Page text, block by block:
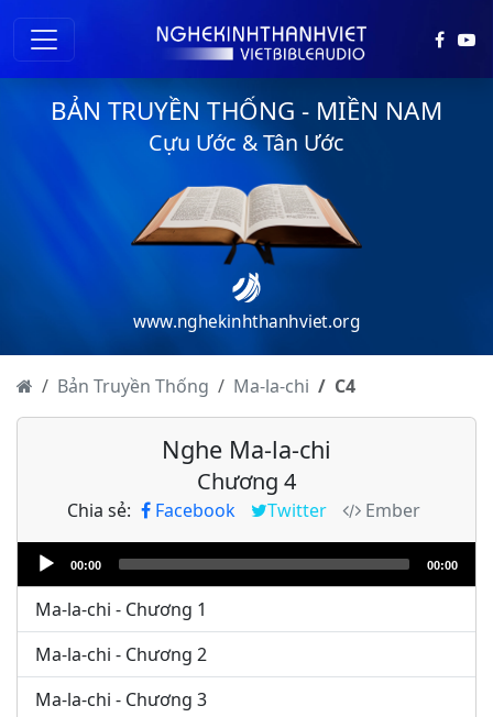
BẢN TRUYỀN THỐNG - MIỀN NAM
Cựu Ước & Tân Ước
www.nghekinhthanhviet.org
Bản Truyền Thống Ma-la-chi C4
Nghe Ma-la-chi
Chương 4
Chia sẻ: Facebook Twitter
Ember
Audio
Player
00:00 00:00
Ma-la-chi - Chương 1
Ma-la-chi - Chương 2
Ma-la-chi - Chương 3